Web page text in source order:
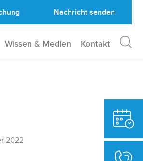
Wissen & Medien Kontakt
2022
Nachricht senden